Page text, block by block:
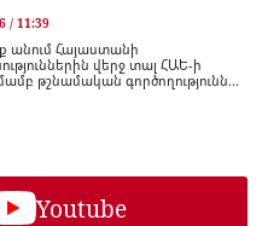
/ 11:39
անում Հայաստանի
վերջ տալ ՀԱԵ-ի
թշնամական գործողությունն...
Youtube